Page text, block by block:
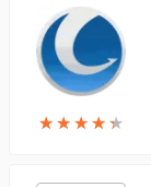
★★★★★
★★★★★